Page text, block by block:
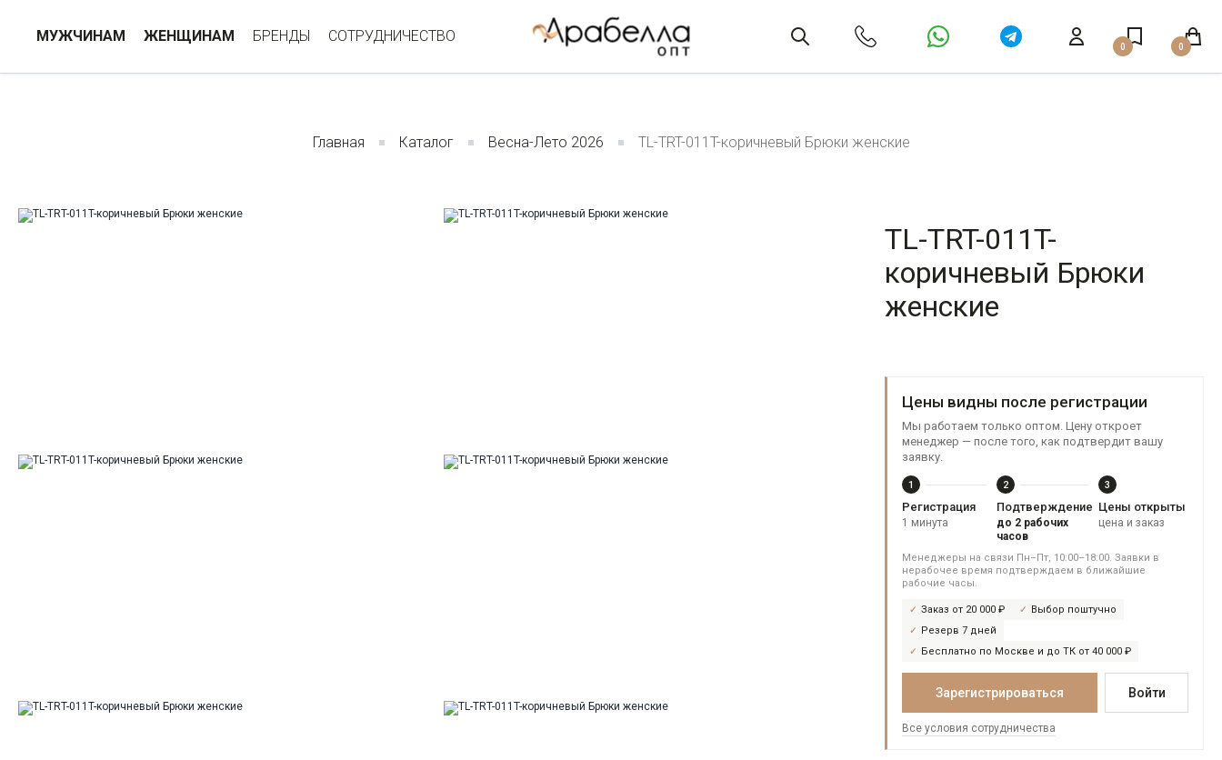
МУЖЧИНАМ ЖЕНЩИНАМ БРЕНДЫ СОТРУДНИЧЕСТВО
0 0
Главная Каталог Весна-Лето 2026 TL-TRT-011T-коричневый Брюки женские
TL-TRT-011T-
коричневый Брюки
женские
Цены видны после регистрации
Мы работаем только оптом. Цену откроет
менеджер — после того, как подтвердит вашу
заявку.
1
Регистрация
1 минута
2
Подтверждение
до 2 рабочих
часов
3
Цены открыты
цена и заказ
Менеджеры на связи Пн–Пт, 10:00–18:00. Заявки в
нерабочее время подтверждаем в ближайшие
рабочие часы.
Заказ от 20 000 ₽
Выбор поштучно
Резерв 7 дней
Бесплатно по Москве и до ТК от 40 000 ₽
Зарегистрироваться Войти
Все условия сотрудничества